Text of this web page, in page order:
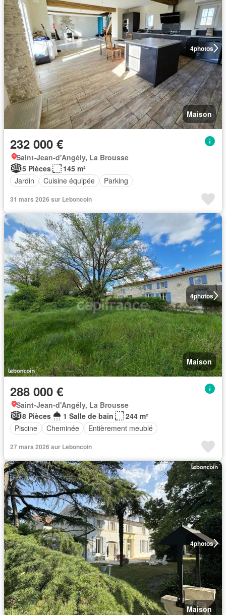
4photos
Maison
232 000 €
Saint-Jean-d'Angély, La Brousse
5 Pièces
145 m²
Jardin
Cuisine équipée Parking
31 mars 2026 sur Leboncoin
4photos
Maison
288 000 €
Saint-Jean-d'Angély, La Brousse
8 Pièces
1 Salle de bain
244 m²
Piscine
Cheminée Entièrement meublé
27 mars 2026 sur Leboncoin
4photos
Maison